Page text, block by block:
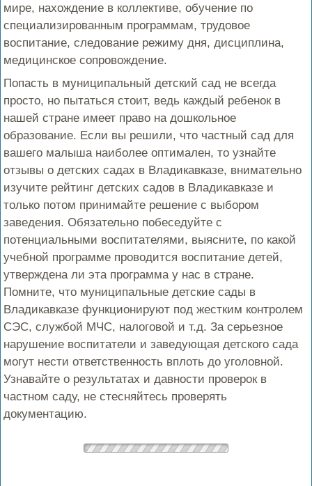
мире, нахождение в коллективе, обучение по
специализированным программам, трудовое
воспитание, следование режиму дня, дисциплина,
медицинское сопровождение.
Попасть в муниципальный детский сад не всегда
просто, но пытаться стоит, ведь каждый ребенок в
нашей стране имеет право на дошкольное
образование. Если вы решили, что частный сад для
вашего малыша наиболее оптимален, то узнайте
отзывы о детских садах в Владикавказе, внимательно
изучите рейтинг детских садов в Владикавказе и
только потом принимайте решение с выбором
заведения. Обязательно побеседуйте с
потенциальными воспитателями, выясните, по какой
учебной программе проводится воспитание детей,
утверждена ли эта программа у нас в стране.
Помните, что муниципальные детские сады в
Владикавказе функционируют под жестким контролем
СЭС, службой МЧС, налоговой и т.д. За серьезное
нарушение воспитатели и заведующая детского сада
могут нести ответственность вплоть до уголовной.
Узнавайте о результатах и давности проверок в
частном саду, не стесняйтесь проверять
документацию.